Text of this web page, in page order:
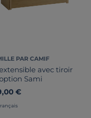
PAR CAMIF
avec tiroir
Sami
€